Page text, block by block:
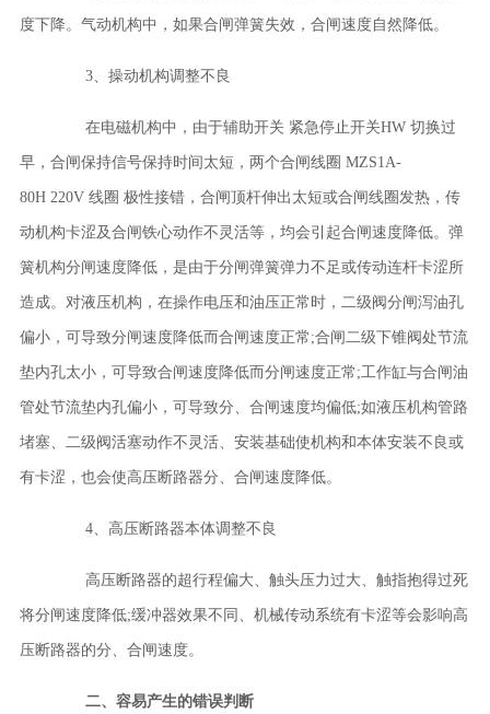
度下降。气动机构中，如果合闸弹簧失效，合闸速度自然降低。
3、操动机构调整不良
在电磁机构中，由于辅助开关 紧急停止开关HW 切换过
早，合闸保持信号保持时间太短，两个合闸线圈 MZS1A-
80H 220V 线圈 极性接错，合闸顶杆伸出太短或合闸线圈发热，传
动机构卡涩及合闸铁心动作不灵活等，均会引起合闸速度降低。弹
簧机构分闸速度降低，是由于分闸弹簧弹力不足或传动连杆卡涩所
造成。对液压机构，在操作电压和油压正常时，二级阀分闸泻油孔
偏小，可导致分闸速度降低而合闸速度正常;合闸二级下锥阀处节流
垫内孔太小，可导致合闸速度降低而分闸速度正常;工作缸与合闸油
管处节流垫内孔偏小，可导致分、合闸速度均偏低;如液压机构管路
堵塞、二级阀活塞动作不灵活、安装基础使机构和本体安装不良或
有卡涩，也会使高压断路器分、合闸速度降低。
4、 高压断路器本体调整不良
高压断路器的超行程偏大、触头压力过大、触指抱得过死
将分闸速度降低;缓冲器效果不同、机械传动系统有卡涩等会影响高
压断路器的分、合闸速度。
二、容易产生的错误判断